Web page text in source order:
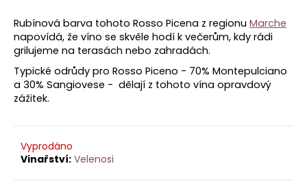
z
5
hvězdiček.
Rubínová barva tohoto Rosso Picena z regionu Marche
napovídá, že víno se skvěle hodí k večerům, kdy rádi
grilujeme na terasách nebo zahradách.
Typické odrůdy pro Rosso Piceno - 70% Montepulciano
a 30% Sangiovese - dělají z tohoto vína opravdový
zážitek.
Vyprodáno
Velenosi
a
j
í
t
?